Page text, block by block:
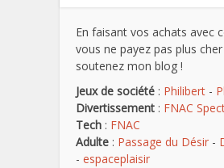
En faisant vos achats avec
vous ne payez pas plus
soutenez mon blog !
Jeux de société : Philibert -
Divertissement : FNAC
Tech : FNAC
Adulte : Passage du Désir -
- espaceplaisir